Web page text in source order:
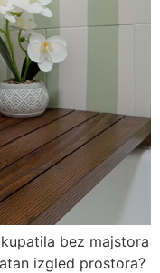
bez majstora
izgled prostora?